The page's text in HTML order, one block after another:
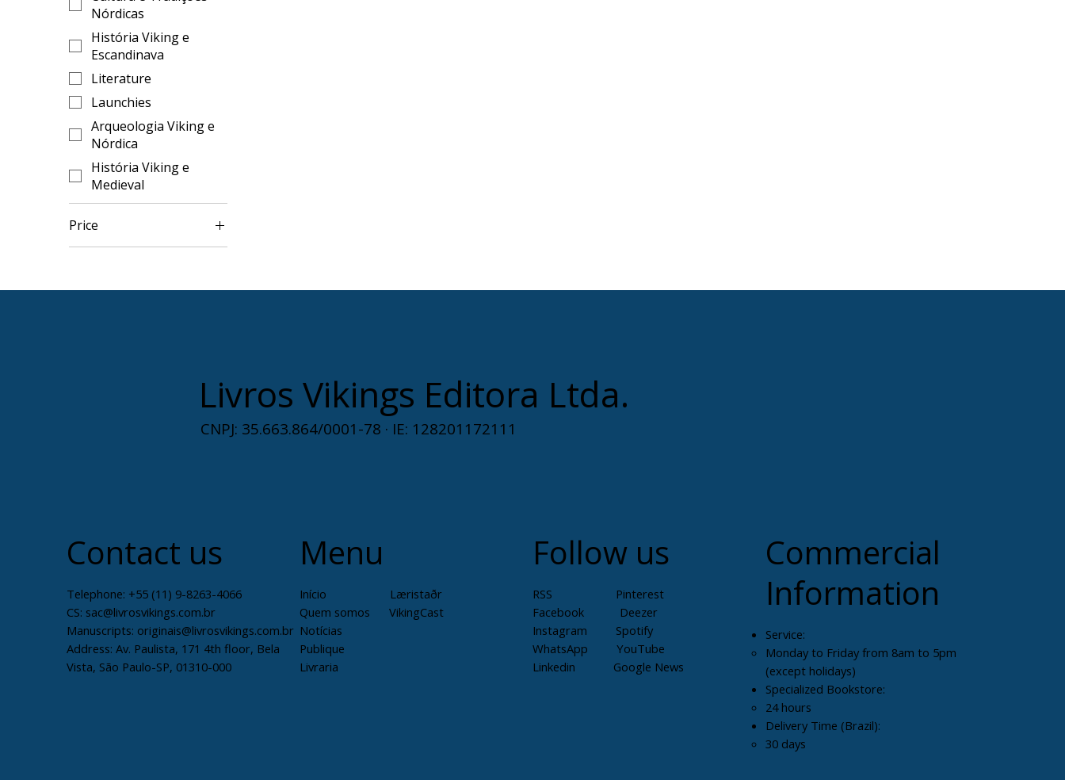
Nórdicas
História Viking e
Escandinava
Literature
Launchies
Arqueologia Viking e
Nórdica
História Viking e
Medieval
Price
Livros Vikings Editora Ltda.
CNPJ: 35.663.864/0001-78 · IE: 128201172111
Contact us
Telephone: +55 (11) 9-8263-4066
CS: sac@livrosvikings.com.br
Manuscripts: originais@livrosvikings.com.br
Address: Av. Paulista, 171 4th floor, Bela
Vista, São Paulo-SP, 01310-000
Menu
Início
Læristaðr
Quem somos
VikingCast
Notícias
Publique
Livraria
Follow us
RSS Pinterest
Facebook Deezer
Instagram Spotify
WhatsApp YouTube
Linkedin Google News
Commercial
Information
Service:
Monday to Friday from 8am to 5pm
(except holidays)
Specialized Bookstore:
24 hours
Delivery Time (Brazil):
30 days